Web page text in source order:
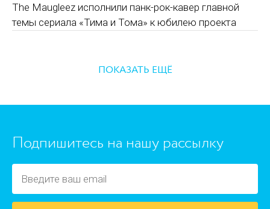
The Maugleez исполнили панк-рок-кавер главной
темы сериала «Тима и Тома» к юбилею проекта
ПОКАЗАТЬ ЕЩЁ
https://www.high-endrolex.com/45
Подпишитесь на нашу рассылку